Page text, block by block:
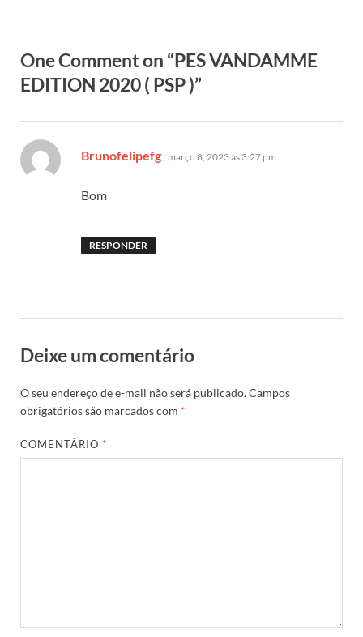
One Comment on “PES VANDAMME
EDITION 2020 ( PSP )”
Brunofelipefg março 8, 2023 às 3:27 pm
Bom
RESPONDER
Deixe um comentário
O seu endereço de e-mail não será publicado.Campos
obrigatórios são marcados com *
COMENTÁRIO *